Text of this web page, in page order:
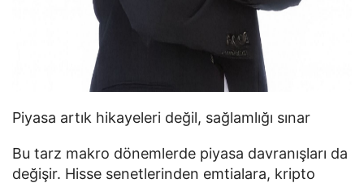
Piyasa artık hikayeleri değil, sağlamlığı sınar
Bu tarz makro dönemlerde piyasa davranışları da
değişir. Hisse senetlerinden emtialara, kripto